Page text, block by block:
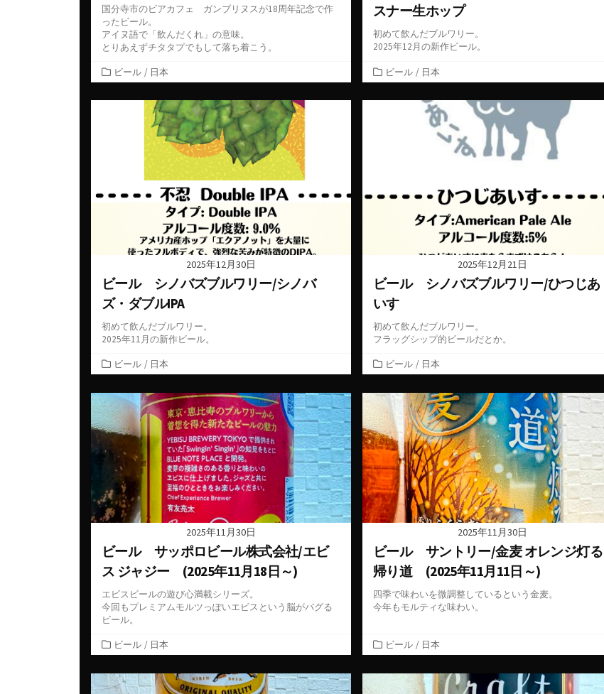
国分寺市のビアカフェ ガンブリヌスが18周年記念で作
ったビール。
アイヌ語で「飲んだくれ」の意味。
とりあえずチタタプでもして落ち着こう。
カ
テ
ゴ
ビール / 日本
スナー生ホップ
初めて飲んだブルワリー。
2025年12月の新作ビール。
カ
テ
ゴ
ビール / 日本
2025年12月30日
ビール シノバズブルワリー/シノバ
ズ・ダブルIPA
初めて飲んだブルワリー。
2025年11月の新作ビール。
カ
テ
ゴ
リ
ー
ビール / 日本
2025年12月21日
ビール シノバズブルワリー/ひつじあ
いす
初めて飲んだブルワリー。
フラッグシップ的ビールだとか。
カ
テ
ゴ
リ
ー
ビール / 日本
2025年11月30日
ビール サッポロビール株式会社/エビ
ス ジャジー (2025年11月18日～)
エビスビールの遊び心満載シリーズ。
今回もプレミアムモルツっぽいエビスという脳がバグる
ビール。
カ
テ
ゴ
リ
ビール / 日本
2025年11月30日
ビール サントリー/金麦 オレンジ灯る
帰り道 (2025年11月11日～)
四季で味わいを微調整しているという金麦。
今年もモルティな味わい。
カ
テ
ゴ
ビール / 日本